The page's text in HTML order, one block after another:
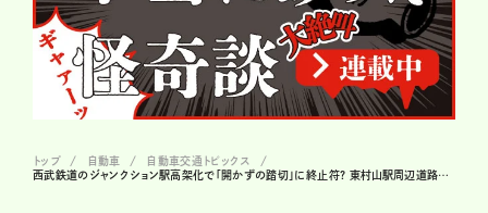
トップ 自動車
自動車交通トピックス
西武鉄道のジャンクション駅高架化で「開かずの踏切」に終止符? 東村山駅周辺道路の未来に注目!